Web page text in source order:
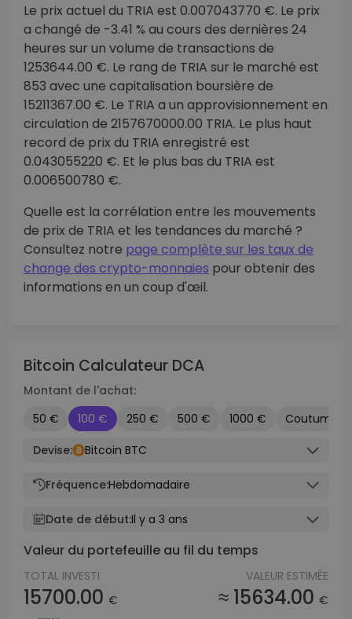
Le prix actuel du TRIA est 0.007043770 €. Le prix
a changé de -3.41 % au cours des dernières 24
heures sur un volume de transactions de
1253644.00 €. Le rang de TRIA sur le marché est
853 avec une capitalisation boursière de
15211367.00 €. Le TRIA a un approvisionnement en
circulation de 2157670000.00 TRIA. Le plus haut
record de prix du TRIA enregistré est
0.043055220 €. Et le plus bas du TRIA est
0.006500780 €.
Quelle est la corrélation entre les mouvements
de prix de TRIA et les tendances du marché ?
Consultez notre page complète sur les taux de
change des crypto-monnaies pour obtenir des
informations en un coup d'œil.
Bitcoin Calculateur DCA
Montant de l'achat:
50 €
100 € 250 € 500 € 1000 €
Coutume
Devise:
Bitcoin BTC
Fréquence:Hebdomadaire
Date de début:Il y a 3 ans
Valeur du portefeuille au fil du temps
TOTAL INVESTI
15700.00 €
VALEUR ESTIMÉE
≈ 15634.00 €